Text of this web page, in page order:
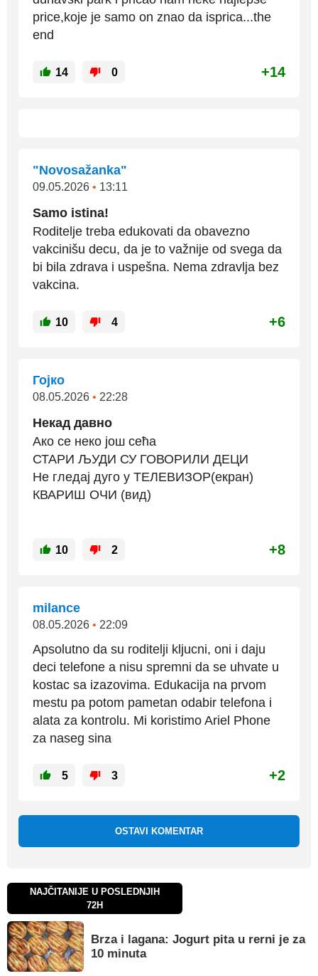
price,koje je samo on znao da isprica...the
end
14 0 +14
"Novosažanka"
09.05.2026 • 13:11
Samo istina!
Roditelje treba edukovati da obavezno
vakcinišu decu, da je to važnije od svega da
bi bila zdrava i uspešna. Nema zdravlja bez
vakcina.
10 4 +6
Гојко
08.05.2026 • 22:28
Некад давно
Ако се неко још сећа
СТАРИ ЉУДИ СУ ГОВОРИЛИ ДЕЦИ
Не гледај дуго у ТЕЛЕВИЗОР(екран)
КВАРИШ ОЧИ (вид)
10 2 +8
milance
08.05.2026 • 22:09
Apsolutno da su roditelji kljucni, oni i daju
deci telefone a nisu spremni da se uhvate u
kostac sa izazovima. Edukacija na prvom
mestu pa potom pametan odabir telefona i
alata za kontrolu. Mi koristimo Ariel Phone
za naseg sina
5 3 +2
OSTAVI KOMENTAR
NAJČITANIJE U POSLEDNJIH
72H
Brza i lagana: Jogurt pita u rerni je za
10 minuta